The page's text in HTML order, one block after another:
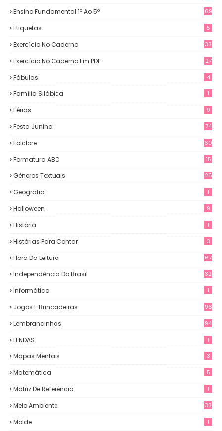
Ensino Fundamental 1º Ao 5º 69
Etiquetas 5
Exercício No Caderno 33
Exercício No Caderno Em PDF 27
Fábulas 4
Família Silábica 1
Férias 9
Festa Junina 74
Folclore 60
Formatura ABC 15
Gêneros Textuais 26
Geografia 1
Halloween 9
História 1
Histórias Para Contar 3
Hora Da Leitura 67
Independência Do Brasil 32
Informática 1
Jogos E Brincadeiras 96
Lembrancinhas 94
LENDAS 1
Mapas Mentais 3
Matemática 5
Matriz De Referência 1
Meio Ambiente 33
Molde 1